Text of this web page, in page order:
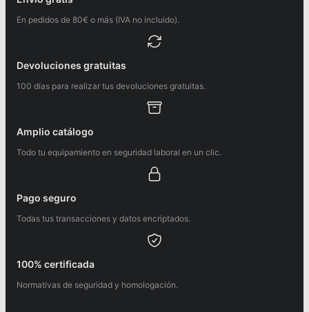
En pedidos de 80€ o más (IVA no incluido).
Devoluciones gratuitas
100 días para realizar tus devoluciones gratuitas.
Amplio catálogo
Todo tu equipamiento en seguridad laboral en un clic.
Pago seguro
Todas tus transacciones y datos encriptados.
100% certificada
Normativas de seguridad y homologación.